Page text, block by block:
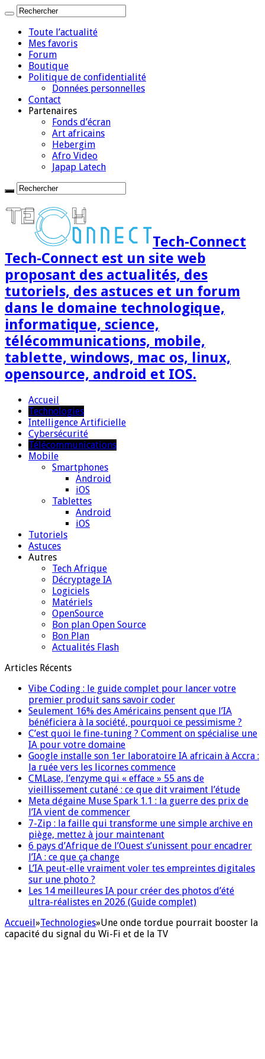
Toute l’actualité
Mes favoris
Forum
Boutique
Politique de confidentialité
Données personnelles
Contact
Partenaires
Fonds d’écran
Art africains
Hebergim
Afro Video
Japap Latech
Tech-Connect
Tech-Connect est un site web
proposant des actualités, des
tutoriels, des astuces et un forum
dans le domaine technologique,
informatique, science,
télécommunications, mobile,
tablette, windows, mac os, linux,
opensource, android et IOS.
Accueil
Technologies
Intelligence Artificielle
Cybersécurité
Télécommunications
Mobile
Smartphones
Android
iOS
Tablettes
Android
iOS
Tutoriels
Astuces
Autres
Tech Afrique
Décryptage IA
Logiciels
Matériels
OpenSource
Bon plan Open Source
Bon Plan
Actualités Flash
Articles Récents
Vibe Coding : le guide complet pour lancer votre
premier produit sans savoir coder
Seulement 16% des Américains pensent que l’IA
bénéficiera à la société, pourquoi ce pessimisme ?
C’est quoi le fine-tuning ? Comment on spécialise une
IA pour votre domaine
Google installe son 1er laboratoire IA africain à Accra :
la ruée vers les licornes commence
CMLase, l’enzyme qui « efface » 55 ans de
vieillissement cutané : ce que dit vraiment l’étude
Meta dégaine Muse Spark 1.1 : la guerre des prix de
l’IA vient de commencer
7-Zip : la faille qui transforme une simple archive en
piège, mettez à jour maintenant
6 pays d’Afrique de l’Ouest s’unissent pour encadrer
l’IA : ce que ça change
L’IA peut-elle vraiment voler tes empreintes digitales
sur une photo ?
Les 14 meilleures IA pour créer des photos d’été
ultra-réalistes en 2026 (Guide complet)
Accueil»Technologies»Une onde tordue pourrait booster la
capacité du signal du Wi-Fi et de la TV